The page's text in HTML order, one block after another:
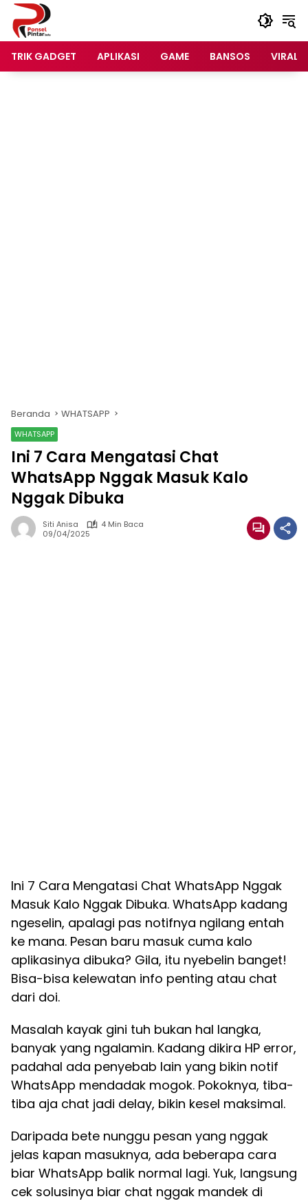
Langsung
konten
TRIK GADGET
APLIKASI GAME BANSOS VIRAL
Beranda WHATSAPP
WHATSAPP
Ini 7 Cara Mengatasi Chat
WhatsApp Nggak Masuk Kalo
Nggak Dibuka
Siti Anisa
4 Min Baca
09/04/2025
Ini 7 Cara Mengatasi Chat WhatsApp Nggak
Masuk Kalo Nggak Dibuka. WhatsApp kadang
ngeselin, apalagi pas notifnya ngilang entah
ke mana. Pesan baru masuk cuma kalo
aplikasinya dibuka? Gila, itu nyebelin banget!
Bisa-bisa kelewatan info penting atau chat
dari doi.
Masalah kayak gini tuh bukan hal langka,
banyak yang ngalamin. Kadang dikira HP error,
padahal ada penyebab lain yang bikin notif
WhatsApp mendadak mogok. Pokoknya, tiba-
tiba aja chat jadi delay, bikin kesel maksimal.
Daripada bete nunggu pesan yang nggak
jelas kapan masuknya, ada beberapa cara
biar WhatsApp balik normal lagi. Yuk, langsung
cek solusinya biar chat nggak mandek di